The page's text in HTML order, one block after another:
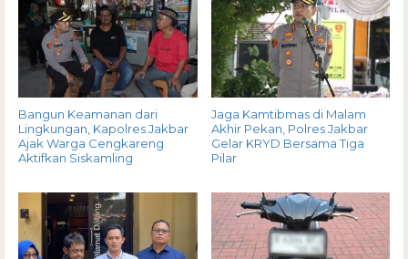
Bangun Keamanan dari
Lingkungan, Kapolres Jakbar
Ajak Warga Cengkareng
Aktifkan Siskamling
Jaga Kamtibmas di Malam
Akhir Pekan, Polres Jakbar
Gelar KRYD Bersama Tiga
Pilar